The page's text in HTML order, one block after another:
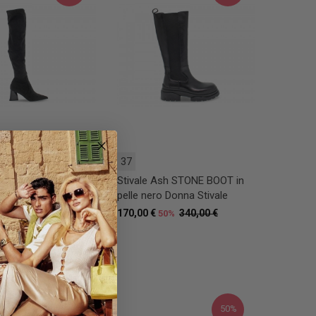
37,5 38 38,5 39
Madden
BLACK in
e microfibra nero
150,00 €
37
Stivale Ash STONE BOOT in
pelle nero Donna Stivale
340,00 €
170,00 € 50%
50% 50%